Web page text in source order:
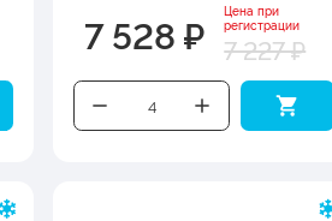
7 528 ₽
Цена при
регистрации
7 227 ₽